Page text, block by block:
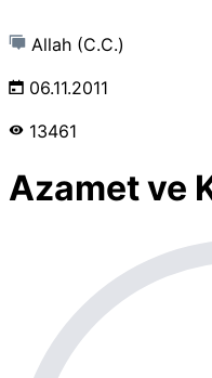
Allah (C.C.)
06.11.2011
13461
Azamet ve